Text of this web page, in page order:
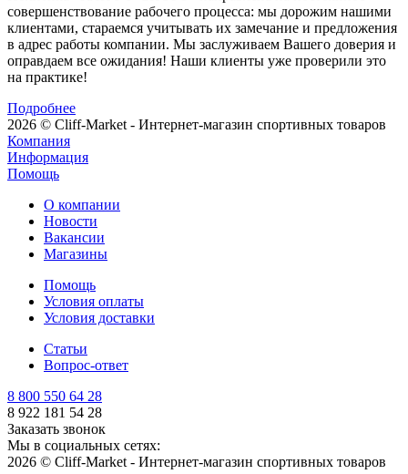
совершенствование рабочего процесса: мы дорожим нашими
клиентами, стараемся учитывать их замечание и предложения
в адрес работы компании. Мы заслуживаем Вашего доверия и
оправдаем все ожидания! Наши клиенты уже проверили это
на практике!
Подробнее
2026 © Cliff-Market - Интернет-магазин спортивных товаров
Компания
Информация
Помощь
О компании
Новости
Вакансии
Магазины
Помощь
Условия оплаты
Условия доставки
Статьи
Вопрос-ответ
8 800 550 64 28
8 922 181 54 28
Заказать звонок
Мы в социальных сетях:
2026 © Cliff-Market - Интернет-магазин спортивных товаров